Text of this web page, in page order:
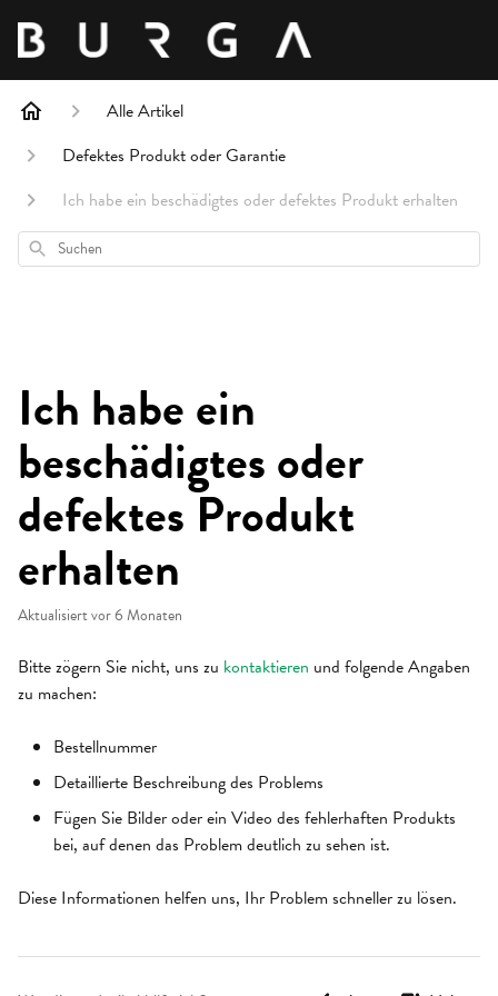
Alle Artikel
Defektes Produkt oder Garantie
Ich habe ein beschädigtes oder defektes Produkt erhalten
Suchen
Ich habe ein
beschädigtes oder
defektes Produkt
erhalten
Aktualisiertvor 6 Monaten
Bitte zögern Sie nicht, uns zu kontaktieren und folgende Angaben
zu machen:
Bestellnummer
Detaillierte Beschreibung des Problems
Fügen Sie Bilder oder ein Video des fehlerhaften Produkts
bei, auf denen das Problem deutlich zu sehen ist.
Diese Informationen helfen uns, Ihr Problem schneller zu lösen.